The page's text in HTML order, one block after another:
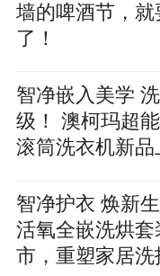
墙的啤酒节，就
了！
智净嵌入美学
级！ 澳柯玛超
滚筒洗衣机新品
智净护衣 焕新
活氧全嵌洗烘套
市，重塑家居洗